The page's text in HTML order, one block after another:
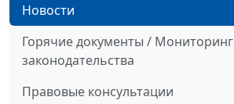
Новости
Горячие документы / Мониторинг
законодательства
Правовые консультации